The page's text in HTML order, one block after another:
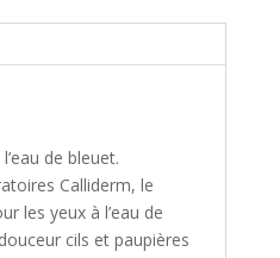
de bleuet.
Calliderm, le
les yeux à l’eau de
cils et paupières